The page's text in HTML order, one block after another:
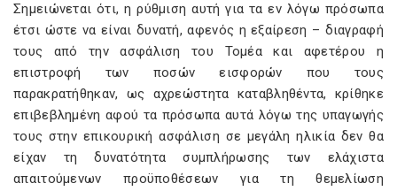
Σημειώνεται ότι, η ρύθμιση αυτή για τα εν λόγω πρόσωπα
έτσι ώστε να είναι δυνατή, αφενός η εξαίρεση – διαγραφή
τους από την ασφάλιση του Τομέα και αφετέρου η
επιστροφή των ποσών εισφορών που τους
παρακρατήθηκαν, ως αχρεώστητα καταβληθέντα, κρίθηκε
επιβεβλημένη αφού τα πρόσωπα αυτά λόγω της υπαγωγής
τους στην επικουρική ασφάλιση σε μεγάλη ηλικία δεν θα
είχαν τη δυνατότητα συμπλήρωσης των ελάχιστα
απαιτούμενων προϋποθέσεων για τη θεμελίωση